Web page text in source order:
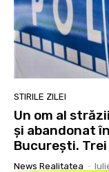
STIRILE ZILEI
Un om al
și abandonat
București.
News Realitatea -